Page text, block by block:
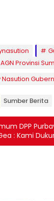
AGN Provinsi
Sumber Berita
DPP
: Kami
RI tentang